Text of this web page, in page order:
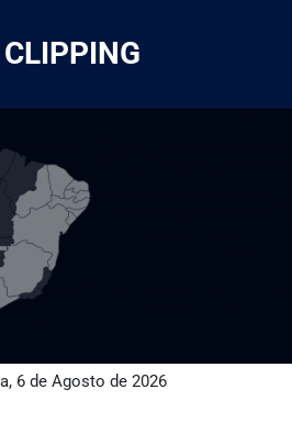
CLIPPING
6 de Agosto de 2026